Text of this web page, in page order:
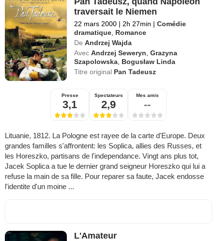
traversait le Niemen
22 mars 2000 | 2h 27min | Comédie
dramatique Romance
De Andrzej Wajda
Avec Andrzej Seweryn ,Grazyna
Szapolowska Bogusław Linda
Titre original Pan Tadeusz
Presse
3,1
Spectateurs
2,9
Mes amis
--
Lituanie, 1812. La Pologne est rayee de la carte d'Europe. Deux
grandes familles s'affrontent: les Soplica, allies des Russes, et
les Horeszko, partisans de l'independance. Vingt ans plus tot,
Jacek Soplica a tue le dernier grand seigneur Horeszko qui lui a
refuse la main de sa fille. Pour reparer sa faute, Jacek endosse
l'identite d'un moine ...
L'Amateur